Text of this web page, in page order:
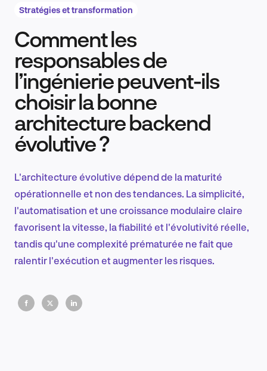
Recherche et conception produit
Tendances sectorielles
FR
Stratégies et transformation
Comment les
responsables de
l’ingénierie peuvent-ils
choisir la bonne
architecture backend
évolutive ?
L'architecture évolutive dépend de la maturité
opérationnelle et non des tendances. La simplicité,
l'automatisation et une croissance modulaire claire
favorisent la vitesse, la fiabilité et l'évolutivité réelle,
tandis qu'une complexité prématurée ne fait que
ralentir l'exécution et augmenter les risques.